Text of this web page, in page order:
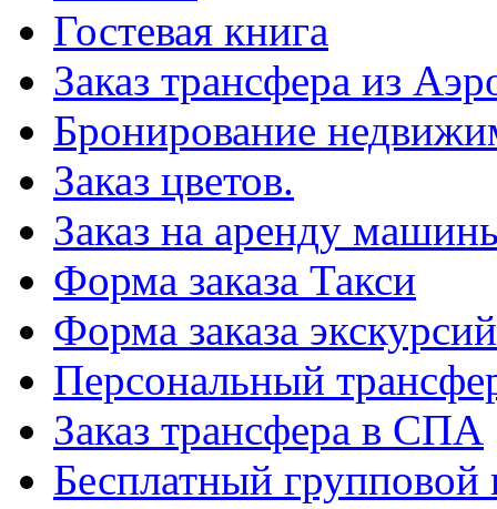
Гостевая книга
Заказ трансфера из
Бронирование
Заказ цветов.
Заказ на аренду
Форма заказа Такси
Форма заказа экскурсий
Персональный
Заказ трансфера в СПА
Бесплатный